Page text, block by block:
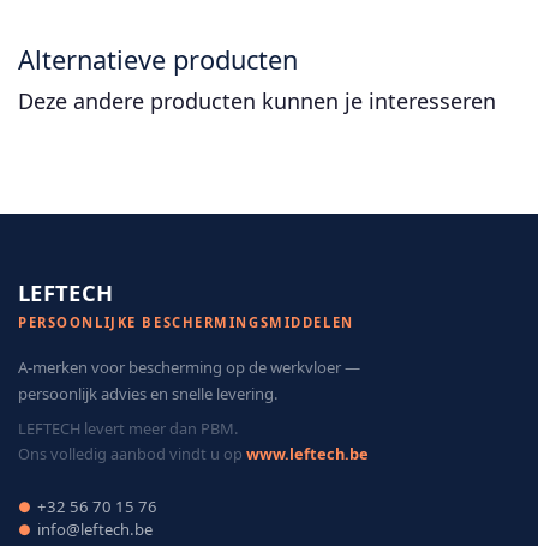
Alternatieve producten
Deze andere producten kunnen je interesseren
LEFTECH
PERSOONLIJKE BESCHERMINGSMIDDELEN
A-merken voor bescherming op de werkvloer —
persoonlijk advies en snelle levering.
LEFTECH levert meer dan PBM.
Ons volledig aanbod vindt u op www.leftech.be
● +32 56 70 15 76
● info@leftech.be